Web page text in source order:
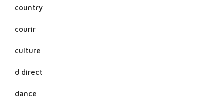
country
courir
culture
d direct
dance